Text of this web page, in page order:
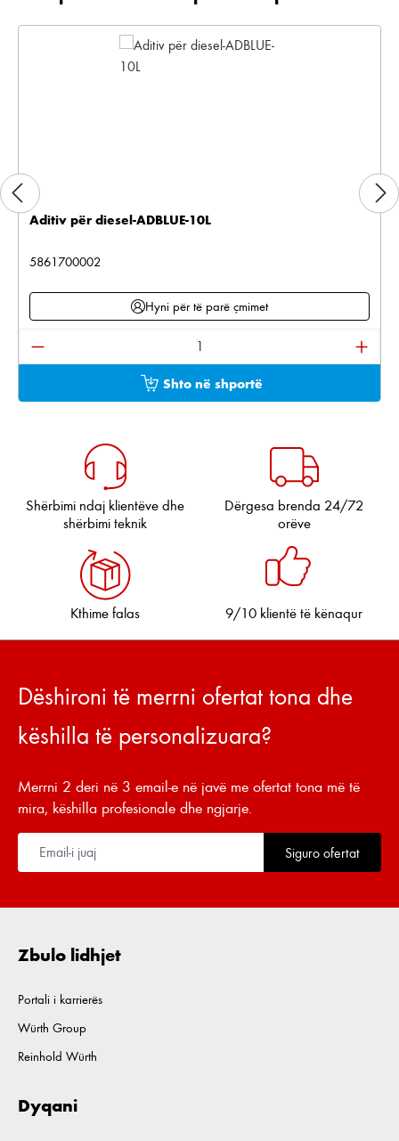
Aditiv për diesel-ADBLUE-10L
5861700002
Hyni për të parë çmimet
Sasia e produktit: Shkruani sasinë e dëshiruar
Shto në shportë
Shërbimi ndaj klientëve dhe
shërbimi teknik
Dërgesa brenda 24/72
orëve
Kthime falas 9/10 klientë të kënaqur
Dëshironi të merrni ofertat tona dhe
këshilla të personalizuara?
Merrni 2 deri në 3 email-e në javë me ofertat tona më të
mira, këshilla profesionale dhe ngjarje.
Siguro ofertat
Zbulo lidhjet
Portali i karrierës
Würth Group
Reinhold Würth
Dyqani